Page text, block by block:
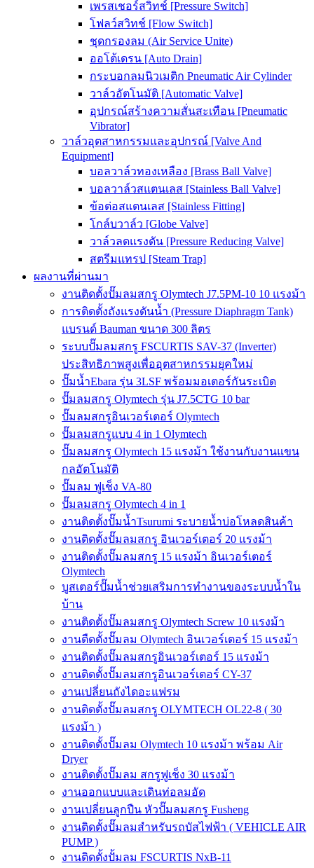
เพรสเชอร์สวิทช์ [Pressure Switch]
โฟลว์สวิทช์ [Flow Switch]
ชุดกรองลม (Air Service Unite)
ออโต้เดรน [Auto Drain]
กระบอกลมนิวเมติก Pneumatic Air Cylinder
วาล์วอัตโนมัติ [Automatic Valve]
อุปกรณ์สร้างความสั่นสะเทือน [Pneumatic
Vibrator]
วาล์วอุตสาหกรรมและอุปกรณ์ [Valve And
Equipment]
บอลวาล์วทองเหลือง [Brass Ball Valve]
บอลวาล์วสแตนเลส [Stainless Ball Valve]
ข้อต่อสแตนเลส [Stainless Fitting]
โกล์บวาล์ว [Globe Valve]
วาล์วลดแรงดัน [Pressure Reducing Valve]
สตรีมแทรป [Steam Trap]
ผลงานที่ผ่านมา
งานติดตั้งปั๊มลมสกรู Olymtech J7.5PM-10 10 แรงม้า
การติดตั้งถังแรงดันน้ำ (Pressure Diaphragm Tank)
แบรนด์ Bauman ขนาด 300 ลิตร
ระบบปั๊มลมสกรู FSCURTIS SAV-37 (Inverter)
ประสิทธิภาพสูงเพื่ออุตสาหกรรมยุคใหม่
ปั๊มน้ำEbara รุ่น 3LSF พร้อมมอเตอร์กันระเบิด
ปั๊มลมสกรู Olymtech รุ่น J7.5CTG 10 bar
ปั๊มลมสกรูอินเวอร์เตอร์ Olymtech
ปั๊มลมสกรูแบบ 4 in 1 Olymtech
ปั๊มลมสกรู Olymtech 15 แรงม้า ใช้งานกับงานแขน
กลอัตโนมัติ
ปั๊มลม ฟูเช็ง VA-80
ปั๊มลมสกรู Olymtech 4 in 1
งานติดตั้งปั๊มน้ำTsurumi ระบายน้ำบ่อโหลดสินค้า
งานติดตั้งปั๊มลมสกรู อินเวอร์เตอร์ 20 แรงม้า
งานติดตั้งปั๊มลมสกรู 15 แรงม้า อินเวอร์เตอร์
Olymtech
บูสเตอร์ปั๊มน้ำช่วยเสริมการทำงานของระบบน้ำใน
บ้าน
งานติดตั้งปั๊มลมสกรู Olymtech Screw 10 แรงม้า
งานตืดตั้งปั๊มลม Olymtech อินเวอร์เตอร์ 15 แรงม้า
งานติดตั้งปั๊มลมสกรูอินเวอร์เตอร์ 15 แรงม้า
งานติดตั้งปั๊มลมสกรูอินเวอร์เตอร์ CY-37
งานเปลี่ยนถังไดอะแฟรม
งานติดตั้งปั๊มลมสกรู OLYMTECH OL22-8 ( 30
แรงม้า )
งานติดตั้งปั๊มลม Olymtech 10 แรงม้า พร้อม Air
Dryer
งานติดตั้งปั๊มลม สกรูฟูเช็ง 30 แรงม้า
งานออกแบบและเดินท่อลมอัด
งานเปลี่ยนลูกปืน หัวปั๊มลมสกรู Fusheng
งานติดตั้งปั๊มลมสำหรับรถบัสไฟฟ้า ( VEHICLE AIR
PUMP )
งานติดตั้งปั้มลม FSCURTIS NxB-11